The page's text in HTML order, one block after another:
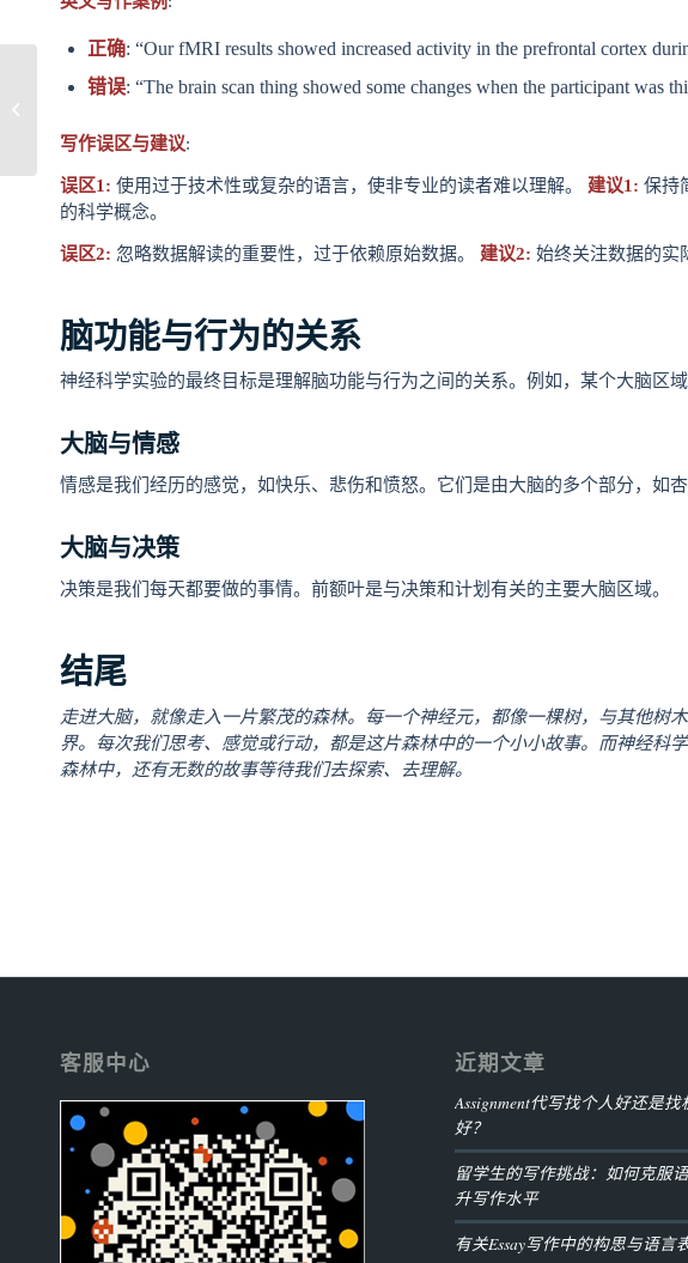
正确: “Our fMRI results showed increased activity in the prefrontal cortex
错误: “The brain scan thing showed some changes when the participant was
写作误区与建议:
误区1: 使用过于技术性或复杂的语言，使非专业的读者难以理解。 建议1: 保持
的科学概念。
误区2: 忽略数据解读的重要性，过于依赖原始数据。 建议2: 始终关注数据的实
脑功能与行为的关系
神经科学实验的最终目标是理解脑功能与行为之间的关系。例如，某个大脑区
大脑与情感
情感是我们经历的感觉，如快乐、悲伤和愤怒。它们是由大脑的多个部分，如
大脑与决策
决策是我们每天都要做的事情。前额叶是与决策和计划有关的主要大脑区域。
结尾
走进大脑，就像走入一片繁茂的森林。每一个神经元，都像一棵树，与其他树
界。每次我们思考、感觉或行动，都是这片森林中的一个小小故事。而神经科
森林中，还有无数的故事等待我们去探索、去理解。
客服中心 近期文章
Assignment代写找个人好还是
好？
留学生的写作挑战：如何克服
升写作水平
有关Essay写作中的构思与语言
Geography 地理研究报告: 留学生的空